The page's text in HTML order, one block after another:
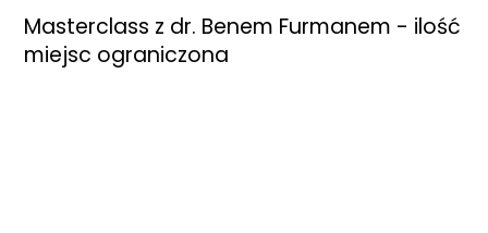
Masterclass z dr. Benem Furmanem - ilość
miejsc ograniczona